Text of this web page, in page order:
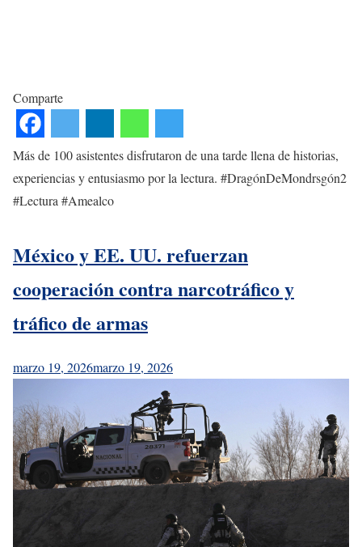
Comparte
Más de 100 asistentes disfrutaron de una tarde llena de historias,
experiencias y entusiasmo por la lectura. #DragónDeMondrsgón2
#Lectura #Amealco
México y EE. UU. refuerzan
cooperación contra narcotráfico y
tráfico de armas
marzo 19, 2026marzo 19, 2026